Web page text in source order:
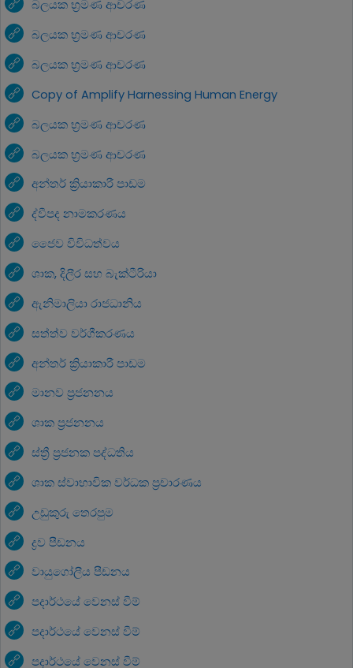
බලයක භ්‍රමණ ආචරණ
බලයක භ්‍රමණ ආචරණ
බලයක භ්‍රමණ ආචරණ
Copy of Amplify Harnessing Human Energy
බලයක භ්‍රමණ ආචරණ
බලයක භ්‍රමණ ආචරණ
අන්තර් ක්‍රියාකාරී පාඩම
ද්වීපද නාමකරණය
ජෛව විවිධත්වය
ශාක, දිලීර සහ බැක්ටීරියා
ඇනිමාලියා රාජධානිය
සත්ත්ව වර්ගීකරණය
අන්තර් ක්‍රියාකාරී පාඩම
මානව ප්‍රජනනය
ශාක ප්‍රජනනය
ස්ත්‍රී ප්‍රජනක පද්ධතිය
ශාක ස්වාභාවික වර්ධක ප්‍රචාරණය
උඩුකුරු තෙරපුම
ද්‍රව පීඩනය
වායුගෝලීය පීඩනය
පදාර්ථයේ වෙනස් වීම්
පදාර්ථයේ වෙනස් වීම්
පදාර්ථයේ වෙනස් වීම්